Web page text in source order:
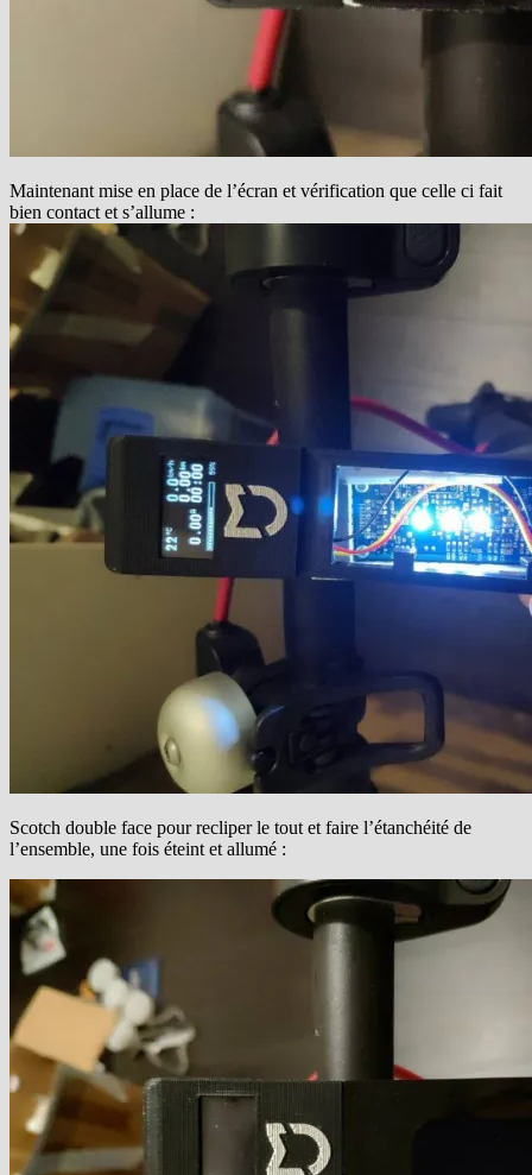
Maintenant mise en place de l’écran et vérification que celle ci fait
bien contact et s’allume :
Scotch double face pour recliper le tout et faire l’étanchéité de
l’ensemble, une fois éteint et allumé :